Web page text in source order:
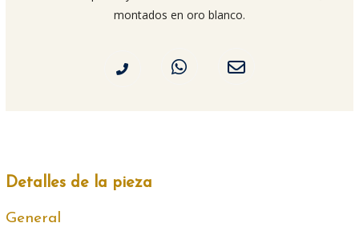
montados en oro blanco.
Detalles de la pieza
General